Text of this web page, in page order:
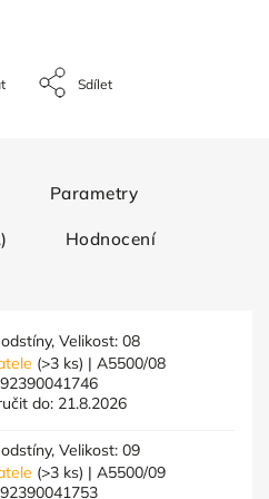
Sdílet
Parametry
Hodnocení
Velikost: 08
(>3 ks) | A5500/08
do: 21.8.2026
Velikost: 09
(>3 ks) | A5500/09